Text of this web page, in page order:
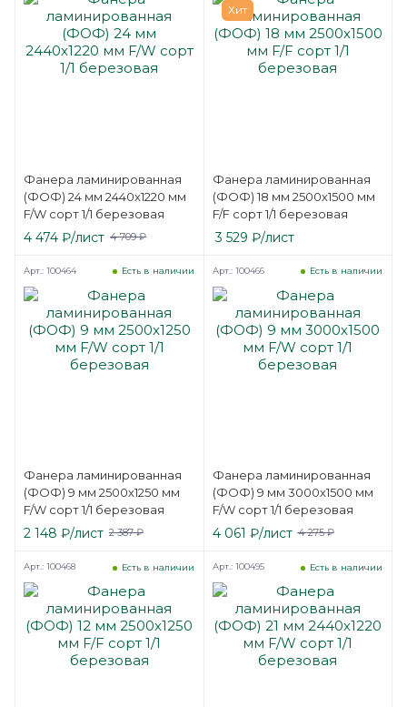
Фанера ламинированная
(ФОФ) 24 мм 2440х1220 мм
F/W сорт 1/1 березовая
4 474 ₽/лист 4 709₽
Хит
Фанера ламинированная
(ФОФ) 18 мм 2500х1500 мм
F/F сорт 1/1 березовая
3 529 ₽/лист
Фанера ламинированная
(ФОФ) 9 мм 2500х1250 мм
F/W сорт 1/1 березовая
Есть в наличии
Арт.: 100464
2 148 ₽/лист 2 387₽
Фанера ламинированная
(ФОФ) 9 мм 3000х1500 мм
F/W сорт 1/1 березовая
Есть в наличии
Арт.: 100466
4 061 ₽/лист 4 275₽
Есть в наличии
Арт.: 100468 Есть в наличии
Арт.: 100495